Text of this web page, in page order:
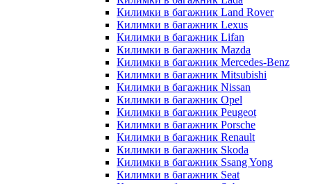
Килимки в багажник Land Rover
Килимки в багажник Lexus
Килимки в багажник Lifan
Килимки в багажник Mazda
Килимки в багажник Merсedes-Benz
Килимки в багажник Mitsubishi
Килимки в багажник Nissan
Килимки в багажник Opel
Килимки в багажник Peugeot
Килимки в багажник Porsche
Килимки в багажник Renault
Килимки в багажник Skoda
Килимки в багажник Ssang Yong
Килимки в багажник Seat